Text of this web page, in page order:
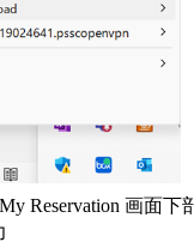
Reservation 画面下